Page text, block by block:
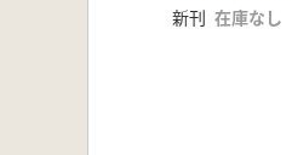
新刊 在庫なし